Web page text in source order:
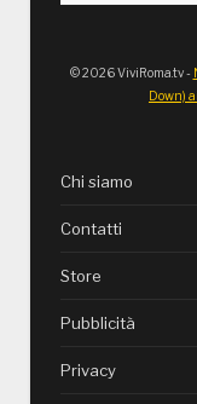
© 2026 ViviRoma.tv -
Down)
Chi siamo
Contatti
Store
Pubblicità
Privacy